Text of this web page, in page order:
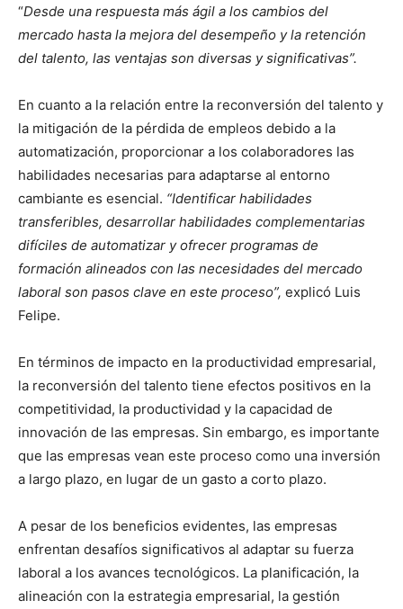
“Desde una respuesta más ágil a los cambios del
mercado hasta la mejora del desempeño y la retención
del talento, las ventajas son diversas y significativas”.
En cuanto a la relación entre la reconversión del talento y
la mitigación de la pérdida de empleos debido a la
automatización, proporcionar a los colaboradores las
habilidades necesarias para adaptarse al entorno
cambiante es esencial. “Identificar habilidades
transferibles, desarrollar habilidades complementarias
difíciles de automatizar y ofrecer programas de
formación alineados con las necesidades del mercado
laboral son pasos clave en este proceso”, explicó Luis
Felipe.
En términos de impacto en la productividad empresarial,
la reconversión del talento tiene efectos positivos en la
competitividad, la productividad y la capacidad de
innovación de las empresas. Sin embargo, es importante
que las empresas vean este proceso como una inversión
a largo plazo, en lugar de un gasto a corto plazo.
A pesar de los beneficios evidentes, las empresas
enfrentan desafíos significativos al adaptar su fuerza
laboral a los avances tecnológicos. La planificación, la
alineación con la estrategia empresarial, la gestión